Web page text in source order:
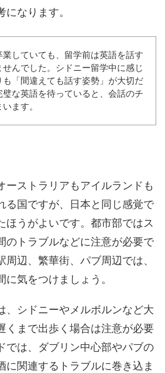
になります。
していても、留学前は英語を話す
んでした。シドニー留学中に感じ
「間違えても話す姿勢」が大切だ
な英語を待っていると、会話のチ
ます。
ーストラリアもアイルランドも
る国ですが、日本と同じ感覚で
ほうがよいです。都市部ではス
のトラブルなどに注意が必要で
辺、繁華街、パブ周辺では、
気をつけましょう。
、シドニーやメルボルンなど大
くまで出歩く場合は注意が必要
では、ダブリン中心部やパブの
に関連するトラブルに巻き込ま